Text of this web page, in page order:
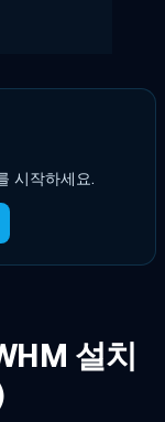
시작하세요.
설치